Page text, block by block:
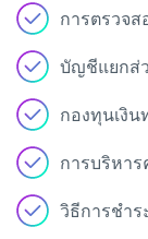
การตรวจ
บัญชีแยกส่
กองทุนเงิ
การบริหาร
วิธีการชำร